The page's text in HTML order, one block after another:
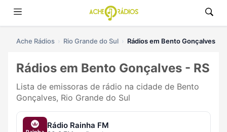
Ache Rádios Rio Grande do Sul Rádios em Bento Gonçalves
Rádios em Bento Gonçalves - RS
Lista de emissoras de rádio na cidade de Bento
Gonçalves, Rio Grande do Sul
Rádio Rainha FM